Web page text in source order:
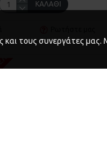
ΚΑΛΆΘΙ
τους συνεργάτες μας.